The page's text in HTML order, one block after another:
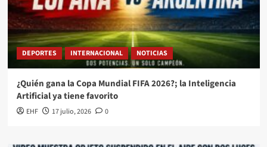
DEPORTES INTERNACIONAL NOTICIAS
¿Quién gana la Copa Mundial FIFA 2026?; la Inteligencia
Artificial ya tiene favorito
EHF 17 julio, 2026 0